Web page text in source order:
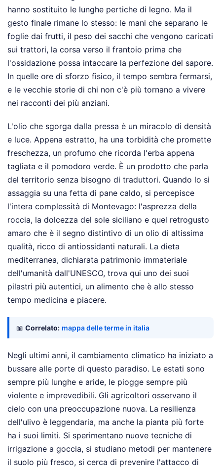
hanno sostituito le lunghe pertiche di legno. Ma il
gesto finale rimane lo stesso: le mani che separano le
foglie dai frutti, il peso dei sacchi che vengono caricati
sui trattori, la corsa verso il frantoio prima che
l'ossidazione possa intaccare la perfezione del sapore.
In quelle ore di sforzo fisico, il tempo sembra fermarsi,
e le vecchie storie di chi non c'è più tornano a vivere
nei racconti dei più anziani.
L'olio che sgorga dalla pressa è un miracolo di densità
e luce. Appena estratto, ha una torbidità che promette
freschezza, un profumo che ricorda l'erba appena
tagliata e il pomodoro verde. È un prodotto che parla
del territorio senza bisogno di traduttori. Quando lo si
assaggia su una fetta di pane caldo, si percepisce
l'intera complessità di Montevago: l'asprezza della
roccia, la dolcezza del sole siciliano e quel retrogusto
amaro che è il segno distintivo di un olio di altissima
qualità, ricco di antiossidanti naturali. La dieta
mediterranea, dichiarata patrimonio immateriale
dell'umanità dall'UNESCO, trova qui uno dei suoi
pilastri più autentici, un alimento che è allo stesso
tempo medicina e piacere.
📖 Correlato: mappa delle terme in italia
Negli ultimi anni, il cambiamento climatico ha iniziato a
bussare alle porte di questo paradiso. Le estati sono
sempre più lunghe e aride, le piogge sempre più
violente e imprevedibili. Gli agricoltori osservano il
cielo con una preoccupazione nuova. La resilienza
dell'ulivo è leggendaria, ma anche la pianta più forte
ha i suoi limiti. Si sperimentano nuove tecniche di
irrigazione a goccia, si studiano metodi per mantenere
il suolo più fresco, si cerca di prevenire l'attacco di